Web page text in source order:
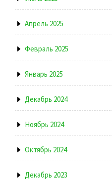
Апрель 2025
Февраль 2025
Январь 2025
Декабрь 2024
Ноябрь 2024
Октябрь 2024
Декабрь 2023